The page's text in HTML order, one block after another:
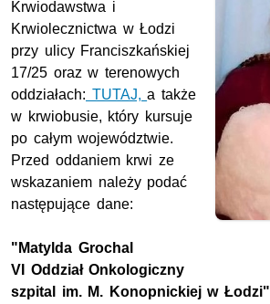
Krwiodawstwa i
Krwiolecznictwa w Łodzi
przy ulicy Franciszkańskiej
17/25 oraz w terenowych
oddziałach: TUTAJ,a także
w krwiobusie, który kursuje
po całym województwie.
Przed oddaniem krwi ze
wskazaniem należy podać
następujące dane:
"Matylda Grochal
VI Oddział Onkologiczny
szpital im. M. Konopnickiej w Łodzi"